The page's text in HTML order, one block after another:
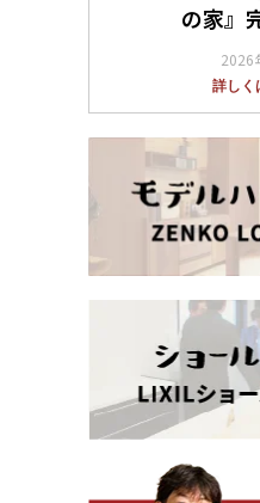
の家』
2026
詳しく